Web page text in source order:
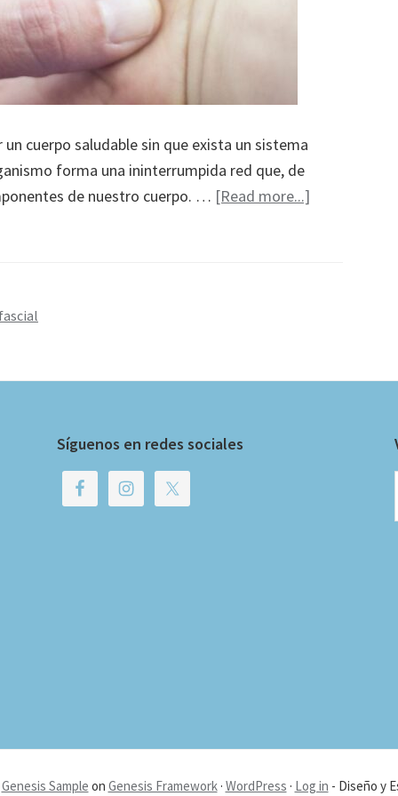
cuerpo saludable sin que exista un sistema
forma una ininterrumpida red que, de
de nuestro cuerpo. … [Read more...]
Síguenos en redes sociales
Genesis Sample on Genesis Framework· WordPress · Log in - Diseño y